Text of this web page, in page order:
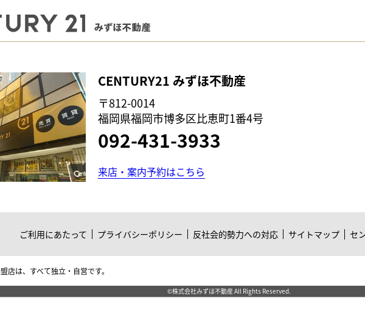
CENTURY21 みずほ不動産
〒812-0014
福岡県福岡市博多区比恵町1番4号
092-431-3933
来店・案内予約はこちら
ご利用にあたって プライバシーポリシー 反社会的勢力への対応 サイトマップ セ
店は、すべて独立・自営です。
©株式会社みずほ不動産 All Rights Reserved.